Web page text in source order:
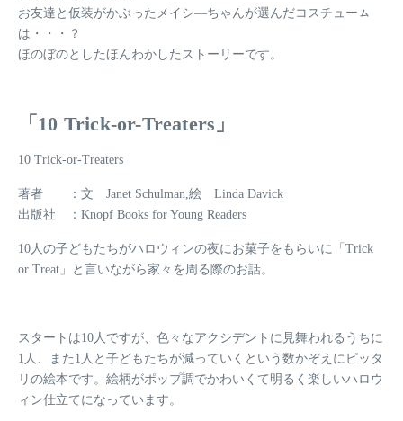
お友達と仮装がかぶったメイシ―ちゃんが選んだコスチューㇺ
は・・・？
ほのぼのとしたほんわかしたストーリーです。
「10 Trick-or-Treaters」
10 Trick-or-Treaters
著者 ：文 Janet Schulman,絵 Linda Davick
出版社 ：Knopf Books for Young Readers
10人の子どもたちがハロウィンの夜にお菓子をもらいに「Trick
or Treat」と言いながら家々を周る際のお話。
スタートは10人ですが、色々なアクシデントに見舞われるうちに
1人、また1人と子どもたちが減っていくという数かぞえにピッタ
リの絵本です。絵柄がポップ調でかわいくて明るく楽しいハロウ
ィン仕立てになっています。